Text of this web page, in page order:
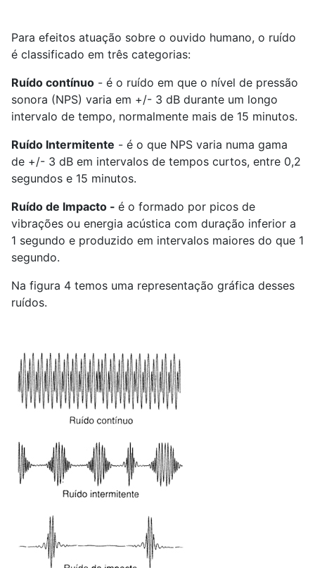
Para efeitos atuação sobre o ouvido humano, o ruído
é classificado em três categorias:
Ruído contínuo - é o ruído em que o nível de pressão
sonora (NPS) varia em +/- 3 dB durante um longo
intervalo de tempo, normalmente mais de 15 minutos.
Ruído Intermitente - é o que NPS varia numa gama
de +/- 3 dB em intervalos de tempos curtos, entre 0,2
segundos e 15 minutos.
Ruído de Impacto - é o formado por picos de
vibrações ou energia acústica com duração inferior a
1 segundo e produzido em intervalos maiores do que 1
segundo.
Na figura 4 temos uma representação gráfica desses
ruídos.